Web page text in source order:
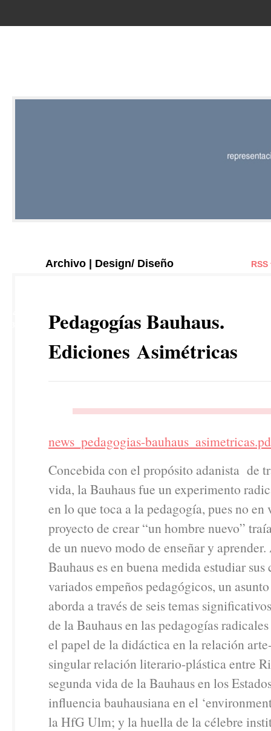
Archivo | Design/ Diseño
Pedagogías Bauhaus.
Ediciones Asimétricas
news_pedagogias-
Concebida con el propósito adanista de
vida, la Bauhaus fue un experimento
en lo que toca a la pedagogía, pues no en
proyecto de crear “un hombre nuevo”
de un nuevo modo de enseñar y
Bauhaus es en buena medida estudiar
variados empeños pedagógicos, un
aborda a través de seis temas
de la Bauhaus en las pedagogías
el papel de la didáctica en la relación
singular relación literario-plástica entre
segunda vida de la Bauhaus en los
influencia bauhausiana en el
la HfG Ulm; y la huella de la célebre